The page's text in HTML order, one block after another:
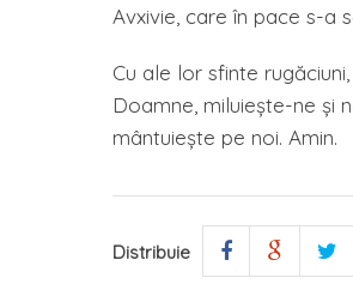
Avxivie, care în pace s-a
Cu ale lor sfinte rugăciuni,
Doamne, miluieşte-ne şi
mântuieşte pe noi. Amin.
Distribuie